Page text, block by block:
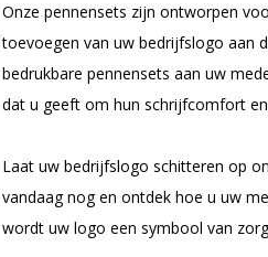
Onze pennensets zijn ontworpen
toevoegen van uw bedrijfslogo aan
bedrukbare pennensets aan uw
dat u geeft om hun schrijfcomfort
Laat uw bedrijfslogo schitteren op
vandaag nog en ontdek hoe u uw
wordt uw logo een symbool van